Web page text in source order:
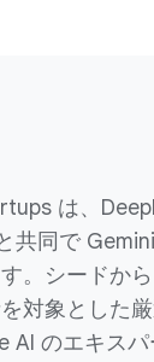
は、
共同で
。シードか
対象とした
AI のエキス